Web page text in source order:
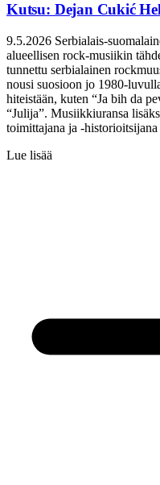
Kutsu: Dejan Cukić
9.5.2026 Serbialais-
alueellisen rock-musiikin
tunnettu serbialainen
nousi suosioon jo 1980-
hiteistään, kuten “Ja bih da
“Julija”. Musiikkiuransa
toimittajana ja -
Lue lisää